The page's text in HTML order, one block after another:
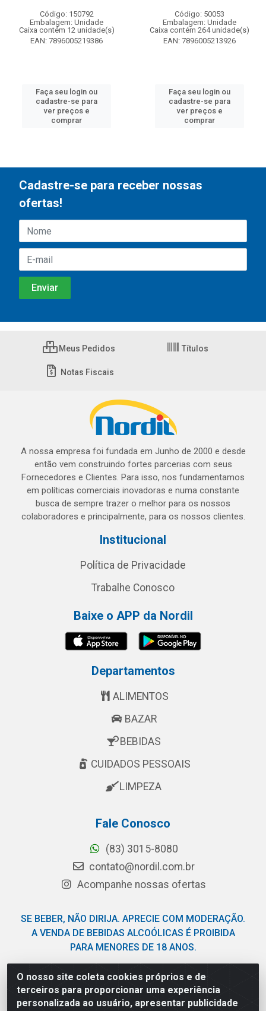
Código: 150792
Embalagem: Unidade
Caixa contém 12 unidade(s)
EAN: 7896005219386
Faça seu login ou
cadastre-se para
ver preços e
comprar
Código: 50053
Embalagem: Unidade
Caixa contém 264 unidade(s)
EAN: 7896005213926
Faça seu login ou
cadastre-se para
ver preços e
comprar
O nosso site coleta cookies próprios e de
terceiros para proporcionar uma experiência
personalizada ao usuário, apresentar publicidade
Cadastre-se para receber nossas
ofertas!
Meus Pedidos Títulos
Notas Fiscais
A nossa empresa foi fundada em Junho de 2000 e desde
então vem construindo fortes parcerias com seus
Fornecedores e Clientes. Para isso, nos fundamentamos
em políticas comerciais inovadoras e numa constante
busca de sempre trazer o melhor para os nossos
colaboradores e principalmente, para os nossos clientes.
Institucional
Política de Privacidade
Trabalhe Conosco
Baixe o APP da Nordil
Departamentos
ALIMENTOS
BAZAR
BEBIDAS
CUIDADOS PESSOAIS
LIMPEZA
Fale Conosco
(83) 3015-8080
contato@nordil.com.br
Acompanhe nossas ofertas
SE BEBER, NÃO DIRIJA. APRECIE COM MODERAÇÃO.
A VENDA DE BEBIDAS ALCOÓLICAS É PROIBIDA
PARA MENORES DE 18 ANOS.
Nordil Distribuidora - Avenida Liberdade, 2738, Bloco F -
Sesi - Bayeux/PB - CEP 58.111-400 - CNPJ